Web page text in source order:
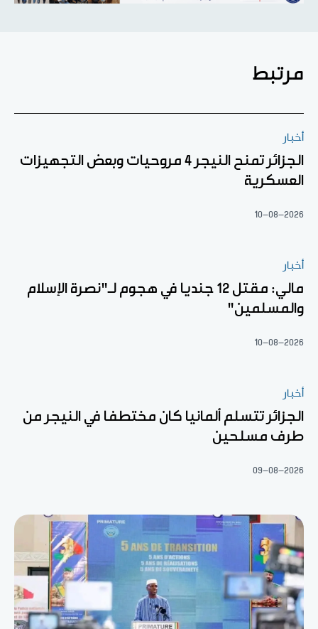
مرتبط
أخبار
الجزائر تمنح النيجر 4 مروحيات وبعض التجهيزات
العسكرية
10-08-2026
أخبار
مالي: مقتل 12 جنديا في هجوم لـ"نصرة الإسلام
والمسلمين"
10-08-2026
أخبار
الجزائر تتسلم ألمانيا كان مختطفا في النيجر من
طرف مسلحين
09-08-2026